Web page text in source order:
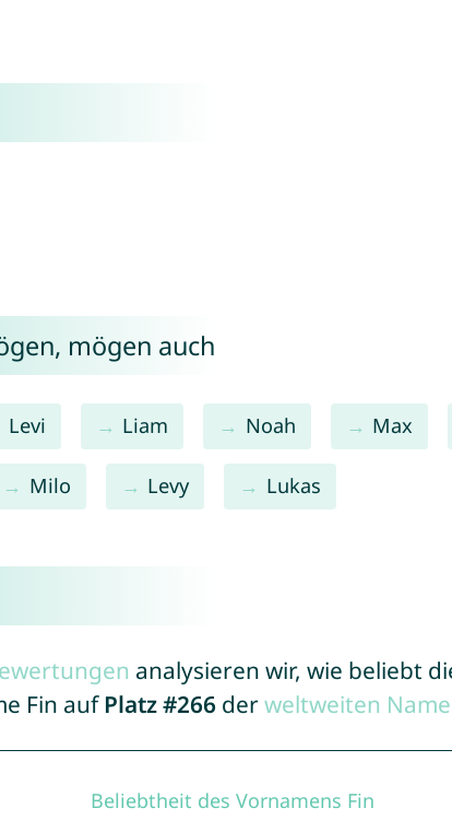
mögen auch
Levi Liam Noah Max
Milo Levy Lukas
analysieren wir, wie beliebt
Fin auf Platz #266 derweltweiten